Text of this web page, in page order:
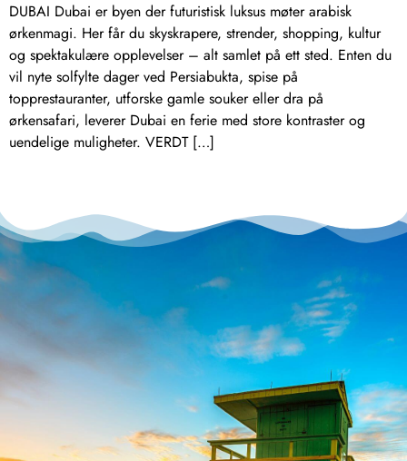
DUBAI Dubai er byen der futuristisk luksus møter arabisk
ørkenmagi. Her får du skyskrapere, strender, shopping, kultur
og spektakulære opplevelser – alt samlet på ett sted. Enten du
vil nyte solfylte dager ved Persiabukta, spise på
topprestauranter, utforske gamle souker eller dra på
ørkensafari, leverer Dubai en ferie med store kontraster og
uendelige muligheter. VERDT […]